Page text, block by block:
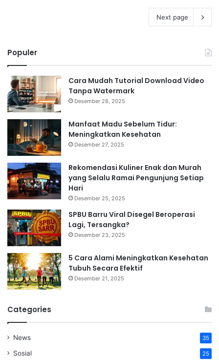
Next page
Populer
Cara Mudah Tutorial Download Video
Tanpa Watermark
Desember 28, 2025
Manfaat Madu Sebelum Tidur:
Meningkatkan Kesehatan
Desember 27, 2025
Rekomendasi Kuliner Enak dan Murah
yang Selalu Ramai Pengunjung Setiap
Hari
Desember 25, 2025
SPBU Barru Viral Disegel Beroperasi
Lagi, Tersangka?
Desember 23, 2025
5 Cara Alami Meningkatkan Kesehatan
Tubuh Secara Efektif
Desember 21, 2025
Categories
News 35
Sosial 25